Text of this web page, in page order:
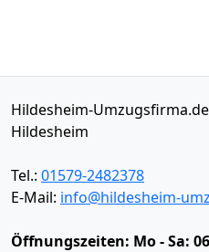
Hildesheim-Umzugsfirma.de
Hildesheim
Tel.: 01579-2482378
E-Mail: info@hildesheim-
Öffnungszeiten: Mo - Sa: